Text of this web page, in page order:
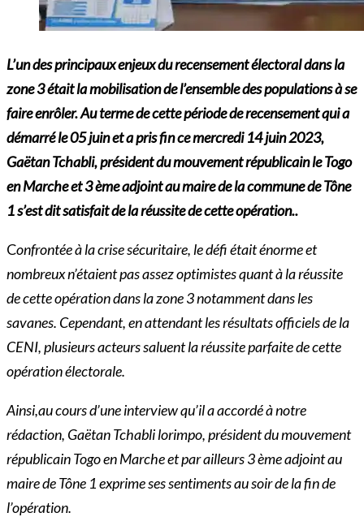
L’un des principaux enjeux du recensement électoral dans la
zone 3 était la mobilisation de l’ensemble des populations à se
faire enrôler. Au terme de cette période de recensement qui a
démarré le 05 juin et a pris fin ce mercredi 14 juin 2023,
Gaëtan Tchabli, président du mouvement républicain le Togo
en Marche et 3 ème adjoint au maire de la commune de Tône
1 s’est dit satisfait dela réussite de cette opération..
Confrontée à la crise sécuritaire, le défi était énorme et
nombreux n’étaient pas assez optimistes quant à la réussite
de cette opération dans la zone 3 notamment dans les
savanes. Cependant, en attendant les résultats officiels de la
CENI, plusieurs acteurs saluent la réussite parfaite de cette
opération électorale.
Ainsi,au cours d’une interview qu’il a accordé à notre
rédaction, Gaëtan Tchabli lorimpo, président du mouvement
républicain Togo en Marche et par ailleurs 3 ème adjoint au
maire de Tône 1 exprime ses sentiments au soir de la fin de
l’opération.